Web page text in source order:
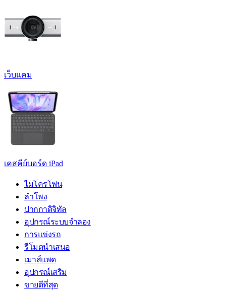
เว็บแคม
เคสคีย์บอร์ด iPad
ไมโครโฟน
ลำโพง
ปากกาดิจิทัล
อุปกรณ์ระบบจำลอง
การแข่งรถ
รีโมตนำเสนอ
เมาส์แพด
อุปกรณ์เสริม
ขายดีที่สุด